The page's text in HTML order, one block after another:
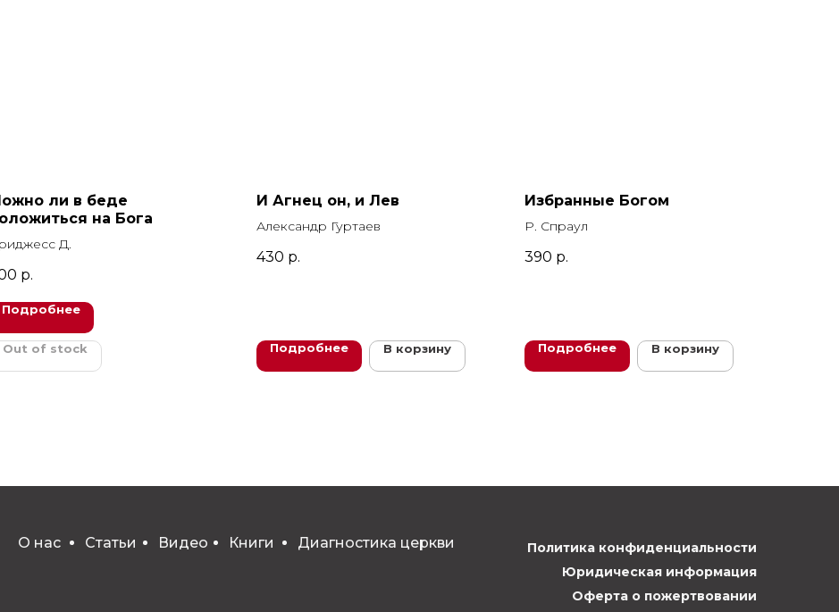
ли в беде
на Бога
Д.
р.
Подробнее
Out of stock
И Агнец он, и Лев
Александр Гуртаев
430 р.
Подробнее В корзину
Избранные Богом
Р. Спраул
390 р.
Подробнее В корзину
О нас Статьи Видео Книги Диагностика церкви
Политика конфиденциальности
Юридическая информация
Оферта о пожертвовании